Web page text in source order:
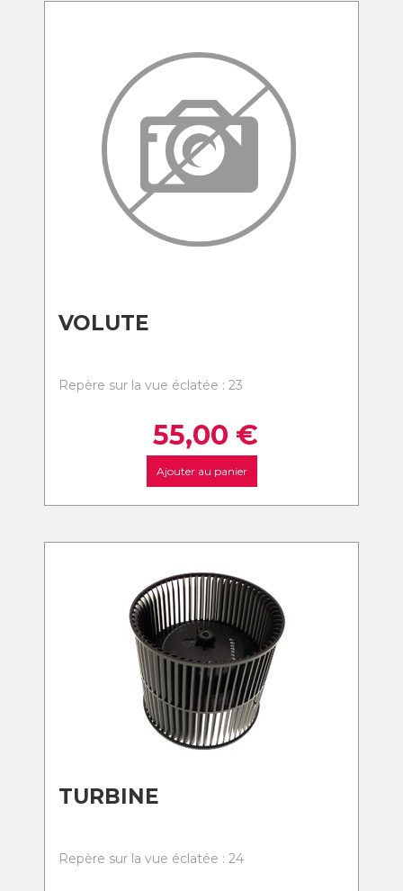
VOLUTE
Repère sur la vue éclatée : 23
55,00 €
Ajouter au panier
TURBINE
Repère sur la vue éclatée : 24